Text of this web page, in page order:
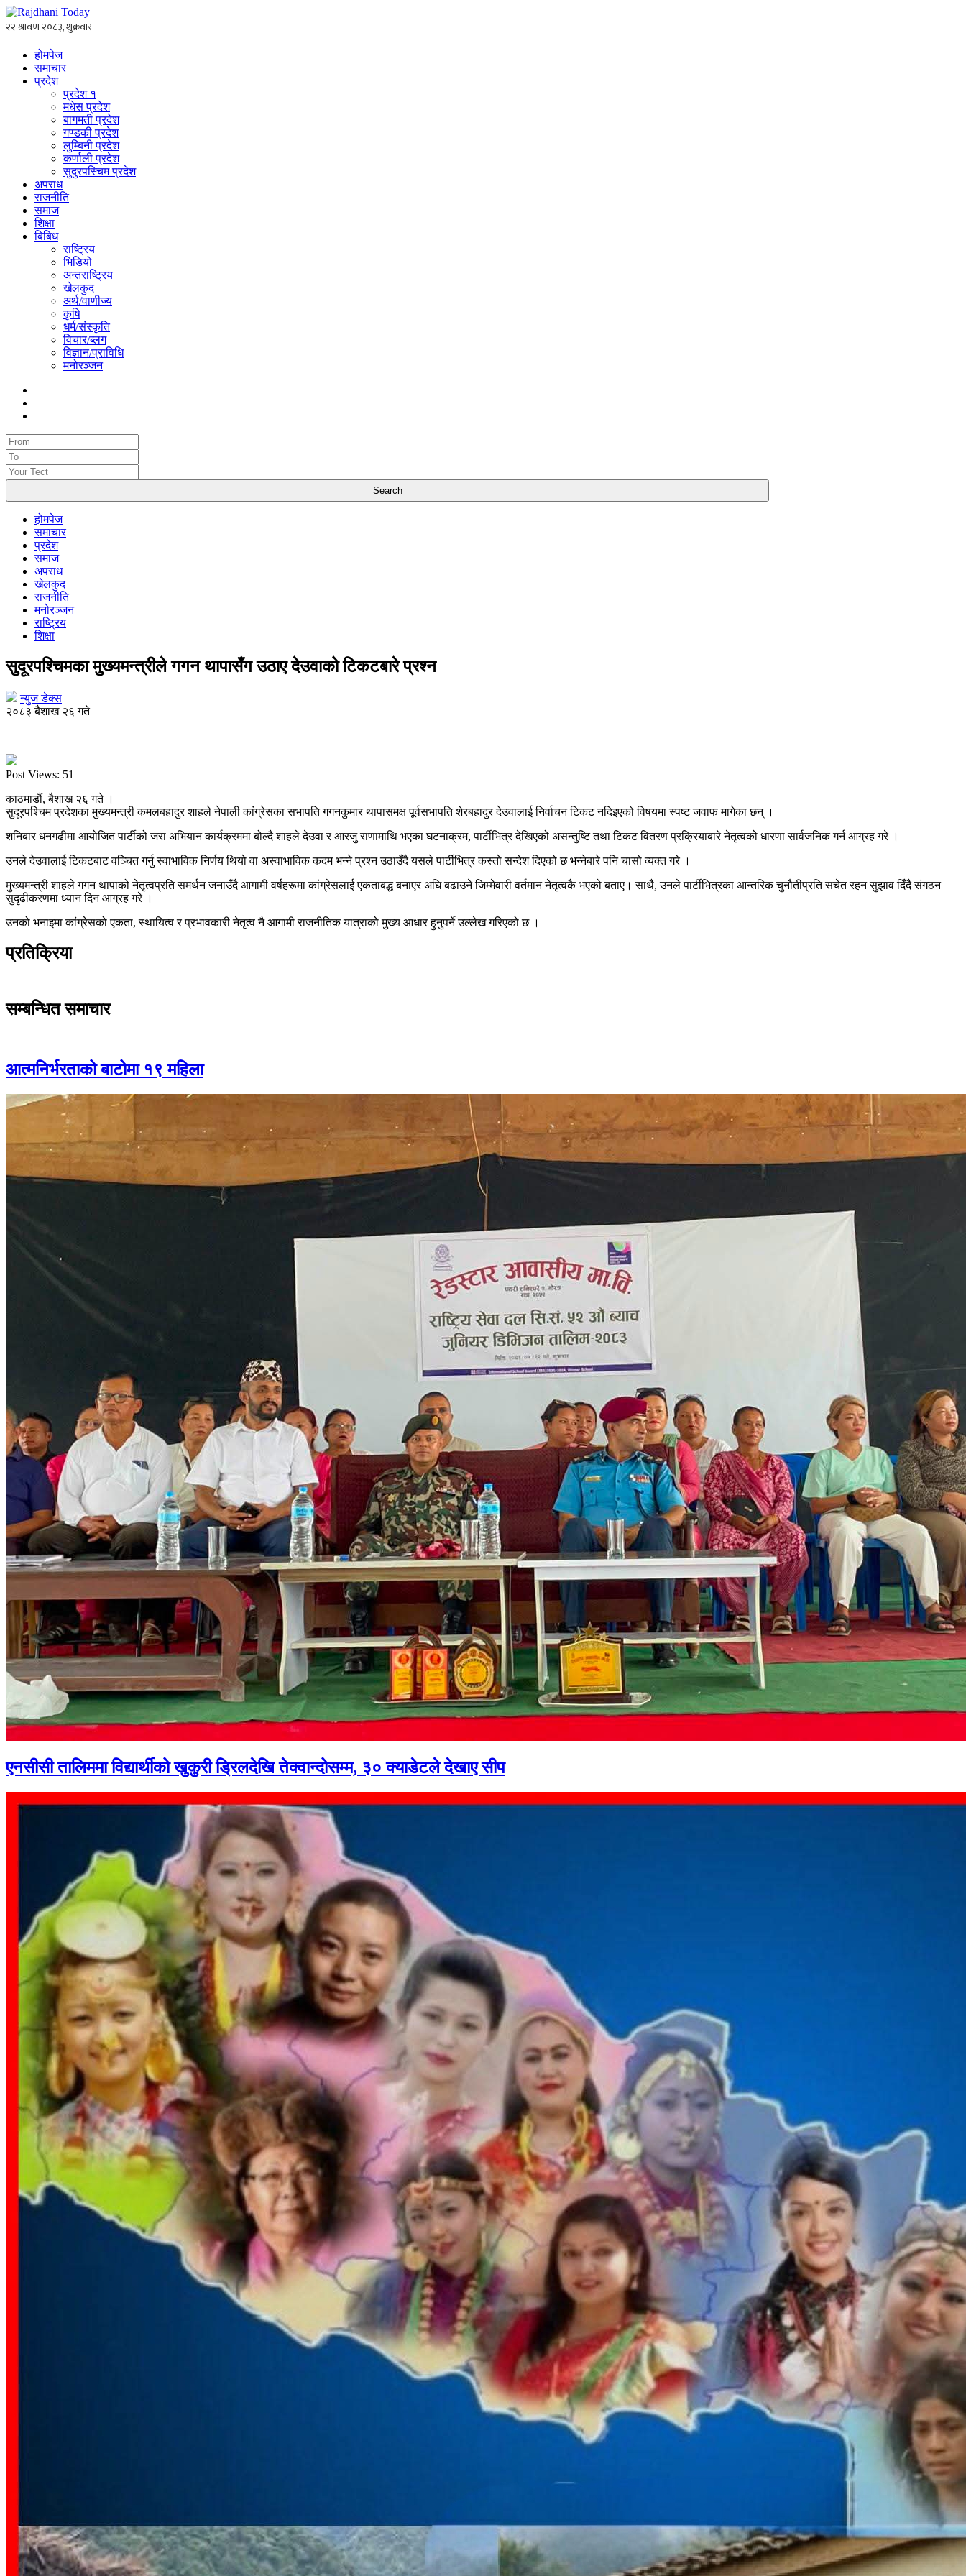
होमपेज
समाचार
प्रदेश
प्रदेश १
मधेस प्रदेश
बागमती प्रदेश
गण्डकी प्रदेश
लुम्बिनी प्रदेश
कर्णाली प्रदेश
सुदुरपस्चिम प्रदेश
अपराध
राजनीति
समाज
शिक्षा
बिबिध
राष्ट्रिय
भिडियो
अन्तराष्ट्रिय
खेलकुद
अर्थ/वाणीज्य
कृषि
धर्म/संस्कृति
विचार/ब्लग
विज्ञान/प्राविधि
मनोरञ्जन
होमपेज
समाचार
प्रदेश
समाज
अपराध
खेलकुद
राजनीति
मनोरञ्जन
राष्ट्रिय
शिक्षा
सुदूरपश्चिमका मुख्यमन्त्रीले गगन थापासँग उठाए देउवाको टिकटबारे प्रश्न
न्युज डेक्स
२०८३ बैशाख २६ गते
Post Views: 51
काठमाडौं, बैशाख २६ गते ।
सुदूरपश्चिम प्रदेशका मुख्यमन्त्री कमलबहादुर शाहले नेपाली कांग्रेसका सभापति गगनकुमार थापासमक्ष पूर्वसभापति शेरबहादुर देउवालाई निर्वाचन टिकट नदिइएको विषयमा स्पष्ट जवाफ मागेका छन् ।
शनिबार धनगढीमा आयोजित पार्टीको जरा अभियान कार्यक्रममा बोल्दै शाहले देउवा र आरजु राणामाथि भएका घटनाक्रम, पार्टीभित्र देखिएको असन्तुष्टि तथा टिकट वितरण प्रक्रियाबारे नेतृत्वको धारणा सार्वजनिक गर्न आग्रह गरे ।
उनले देउवालाई टिकटबाट वञ्चित गर्नु स्वाभाविक निर्णय थियो वा अस्वाभाविक कदम भन्ने प्रश्न उठाउँदै यसले पार्टीभित्र कस्तो सन्देश दिएको छ भन्नेबारे पनि चासो व्यक्त गरे ।
मुख्यमन्त्री शाहले गगन थापाको नेतृत्वप्रति समर्थन जनाउँदै आगामी वर्षहरूमा कांग्रेसलाई एकताबद्ध बनाएर अघि बढाउने जिम्मेवारी वर्तमान नेतृत्वकै भएको बताए। साथै, उनले पार्टीभित्रका आन्तरिक चुनौतीप्रति सचेत रहन सुझाव दिँदै संगठन
सुदृढीकरणमा ध्यान दिन आग्रह गरे ।
उनको भनाइमा कांग्रेसको एकता, स्थायित्व र प्रभावकारी नेतृत्व नै आगामी राजनीतिक यात्राको मुख्य आधार हुनुपर्ने उल्लेख गरिएको छ ।
प्रतिक्रिया
सम्बन्धित समाचार
आत्मनिर्भरताको बाटोमा १९ महिला
एनसीसी तालिममा विद्यार्थीको खुकुरी ड्रिलदेखि तेक्वान्दोसम्म, ३० क्याडेटले देखाए सीप